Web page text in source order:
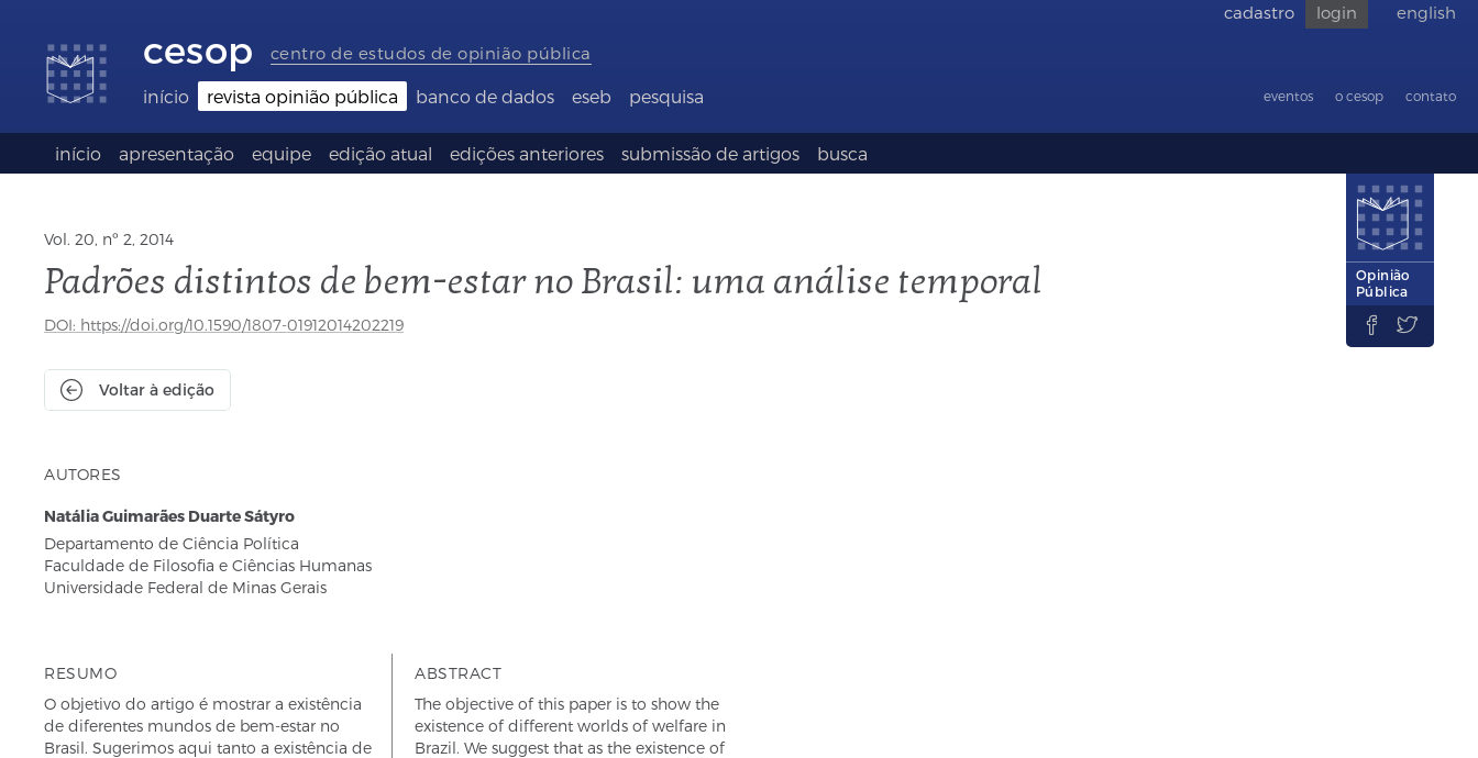
acessibilidade
conteúdo
rodapé
idioma
(Language
selection)
cesop centro de estudos de opinião pública
início revista opinião pública
início apresentação equipe edição atual edições anteriores submissão de artigos busca
banco de dados eseb pesquisa eventos o cesop contato
cadastro login english
Vol. 20, nº 2, 2014
Padrões distintos de bem-estar no Brasil: uma análise temporal
DOI: https://doi.org/10.1590/1807-01912014202219
Voltar à edição
Opinião
Pública
 
AUTORES
Natália Guimarães Duarte Sátyro
Departamento de Ciência Política
Faculdade de Filosofia e Ciências Humanas
Universidade Federal de Minas Gerais
RESUMO
O objetivo do artigo é mostrar a existência
de diferentes mundos de bem-estar no
Brasil. Sugerimos aqui tanto a existência de
ABSTRACT
The objective of this paper is to show the
existence of different worlds of welfare in
Brazil. We suggest that as the existence of